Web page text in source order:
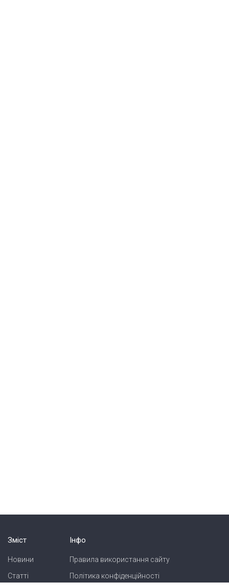
Зміст
Новини
Статті
Інфо
Правила використання сайту
Політика конфіденційності